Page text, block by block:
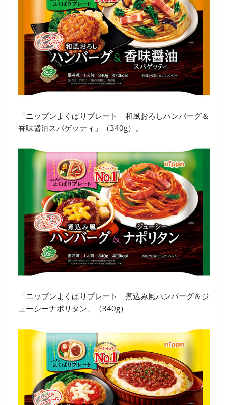
「ニップンよくばりプレート 和風おろしハンバーグ＆
香味醤油スパゲッティ」（340g）。
「ニップンよくばりプレート 煮込み風ハンバーグ＆ジ
ューシーナポリタン」（340g）